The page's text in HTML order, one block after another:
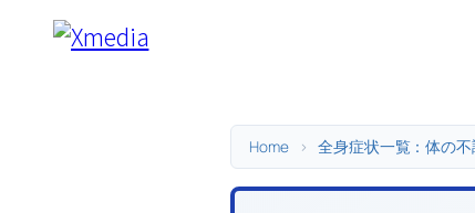
Home > 全身症状一覧：体の